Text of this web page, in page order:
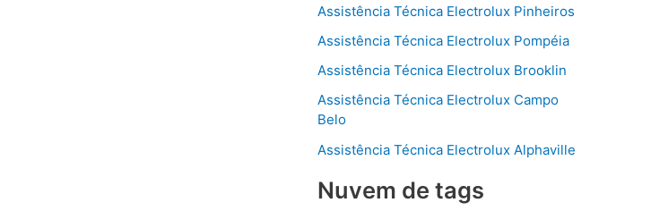
Assistência Técnica Electrolux Pinheiros
Assistência Técnica Electrolux Pompéia
Assistência Técnica Electrolux Brooklin
Assistência Técnica Electrolux Campo
Belo
Assistência Técnica Electrolux Alphaville
Nuvem de tags